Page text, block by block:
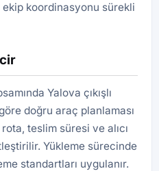
ekip koordinasyonu sürekli
Yalova çıkışlı
doğru araç planlaması
teslim süresi ve alıcı
Yükleme sürecinde
standartları uygulanır.